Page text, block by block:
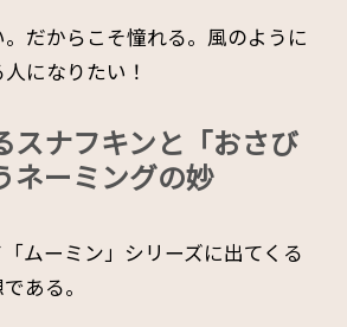
だからこそ憧れる。風のように
になりたい！
スナフキンと「おさび
ネーミングの妙
ムーミン」シリーズに出てくる
ある。